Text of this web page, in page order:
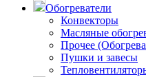
Обогреватели
Конвекторы
Масляные
Прочее
Пушки и завесы